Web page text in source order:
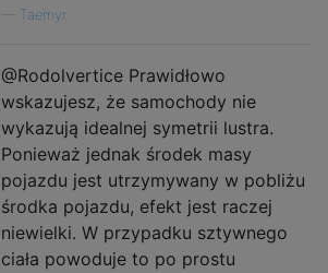
Taemyr
@Rodolvertice Prawidłowo
wskazujesz, że samochody nie
wykazują idealnej symetrii lustra.
Ponieważ jednak środek masy
pojazdu jest utrzymywany w pobliżu
środka pojazdu, efekt jest raczej
niewielki. W przypadku sztywnego
ciała powoduje to po prostu